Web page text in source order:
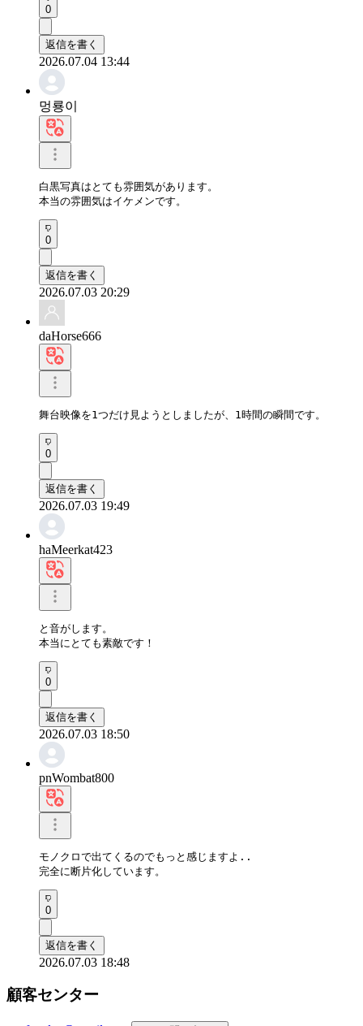
0
返信を書く
2026.07.04 13:44
멍룡이
白黒写真はとても雰囲気があります。
本当の雰囲気はイケメンです。
0
返信を書く
2026.07.03 20:29
daHorse666
舞台映像を1つだけ見ようとしましたが、1時間の瞬間です。
0
返信を書く
2026.07.03 19:49
haMeerkat423
と音がします。
本当にとても素敵です！
0
返信を書く
2026.07.03 18:50
pnWombat800
モノクロで出てくるのでもっと感じますよ..
完全に断片化しています。
0
返信を書く
2026.07.03 18:48
顧客センター